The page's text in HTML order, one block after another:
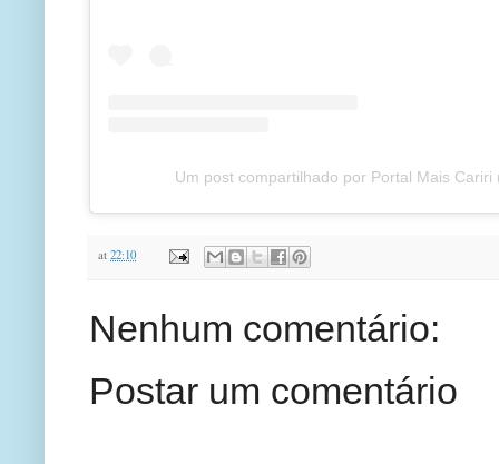
Um post compartilhado por Portal Mais Cariri
at 22:10
Nenhum comentário:
Postar um comentário